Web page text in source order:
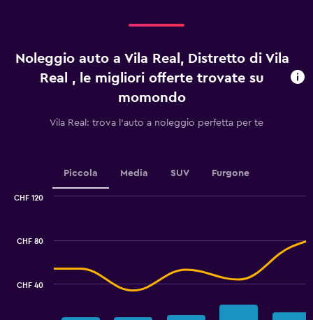
The
chart
to
Noleggio auto a Vila Real, Distretto di Vila
Real , le migliori offerte trovate su
momondo
Vila Real: trova l'auto a noleggio perfetta per te
Piccola Media SUV Furgone
CHF 40
CHF 80
CHF 120